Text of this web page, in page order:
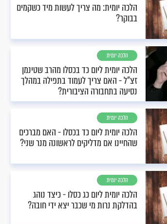
הלכה יומית: מה צריך לעשות מיד כשקמים
בבוקר?
הלכה יומית
הלכה יומית ליום כד בכסלו מהרב שטינמן
זצ"ל - האם צריך לעמוד בתפילה במהלך
נסיעה בתחבורה הציבורית?
הלכה יומית
הלכה יומית ליום כד בכסלו - האם מברכים
שהחיינו אם מדליקים לראשונה מנר שני?
הלכה יומית
הלכה יומית ליום כג כסלו - כיצד נוהג
בהדלקת נרות מי שכבר יצא ידי חובה?